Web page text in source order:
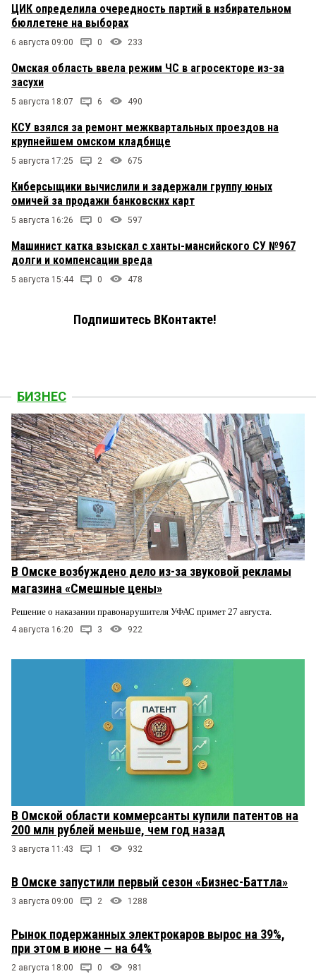
ЦИК определила очередность партий в избирательном
бюллетене на выборах
6 августа 09:00 0 233
Омская область ввела режим ЧС в агросекторе из-за
засухи
5 августа 18:07 6 490
КСУ взялся за ремонт межквартальных проездов на
крупнейшем омском кладбище
5 августа 17:25 2 675
Киберсыщики вычислили и задержали группу юных
омичей за продажи банковских карт
5 августа 16:26 0 597
Машинист катка взыскал с ханты-мансийского СУ №967
долги и компенсации вреда
5 августа 15:44 0 478
Подпишитесь ВКонтакте!
БИЗНЕС
В Омске возбуждено дело из-за звуковой рекламы
магазина «Смешные цены»
Решение о наказании правонарушителя УФАС примет 27 августа.
4 августа 16:20 3 922
В Омской области коммерсанты купили патентов на
200 млн рублей меньше, чем год назад
3 августа 11:43 1 932
В Омске запустили первый сезон «Бизнес-Баттла»
3 августа 09:00 2 1288
Рынок подержанных электрокаров вырос на 39%,
при этом в июне — на 64%
2 августа 18:00 0 981